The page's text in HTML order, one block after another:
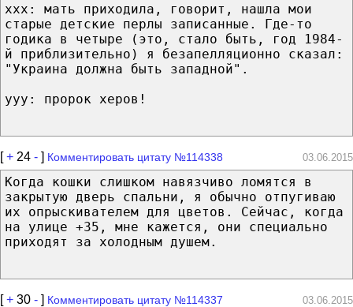
xxx: мать приходила, говорит, нашла мои
старые детские перлы записанные. Где-то
годика в четыре (это, стало быть, год 1984-
й приблизительно) я безапелляционно сказал:
"Украина должна быть западной".
yyy: пророк херов!
[+ 24 - ] Комментировать цитату №114338 03.06.2015
Когда кошки слишком навязчиво ломятся в
закрытую дверь спальни, я обычно отпугиваю
их опрыскивателем для цветов. Сейчас, когда
на улице +35, мне кажется, они специально
приходят за холодным душем.
[+ 30 - ] Комментировать цитату №114337 03.06.2015